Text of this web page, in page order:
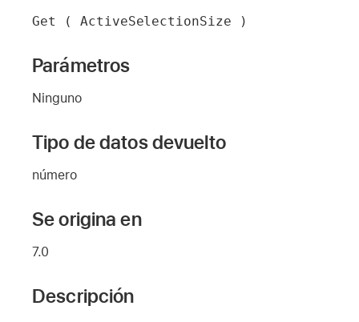
Get ( ActiveSelectionSize )
Parámetros
Ninguno
Tipo de datos devuelto
número
Se origina en
7.0
Descripción